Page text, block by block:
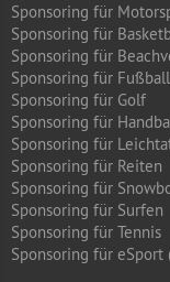
Sponsoring für
Sponsoring für
Sponsoring für
Sponsoring für Fußball
Sponsoring für Golf
Sponsoring für
Sponsoring für
Sponsoring für Reiten
Sponsoring für
Sponsoring für Surfen
Sponsoring für Tennis
Sponsoring für eSport